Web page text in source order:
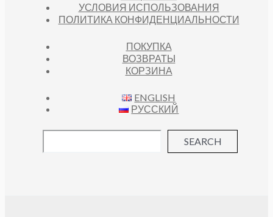
УСЛОВИЯ ИСПОЛЬЗОВАНИЯ
ПОЛИТИКА КОНФИДЕНЦИАЛЬНОСТИ
ПОКУПКА
ВОЗВРАТЫ
КОРЗИНА
ENGLISH
РУССКИЙ
SEARCH